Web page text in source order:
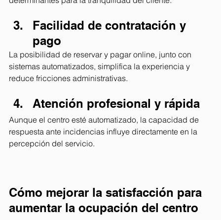
Facilidad de contratación y
pago
La posibilidad de reservar y pagar online, junto con
sistemas automatizados, simplifica la experiencia y
reduce fricciones administrativas.
Atención profesional y rápida
Aunque el centro esté automatizado, la capacidad de
respuesta ante incidencias influye directamente en la
percepción del servicio.
Cómo mejorar la satisfacción para
aumentar la ocupación del centro